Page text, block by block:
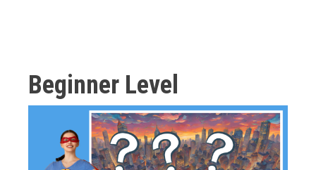
Beginner Level